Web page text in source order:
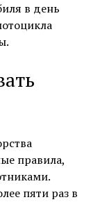
в день
правила,
пяти раз в